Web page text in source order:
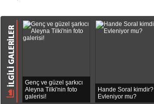
Genç ve güzel şarkıcı
Aleyna Tilki'nin foto
galerisi!
Hande Soral kimdir?
Evleniyor mu?